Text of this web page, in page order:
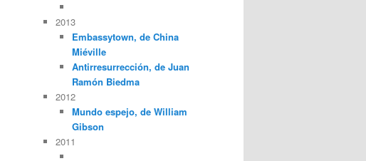
2013
Embassytown, de China
Miéville
Antirresurrección, de Juan
Ramón Biedma
2012
Mundo espejo, de William
Gibson
2011